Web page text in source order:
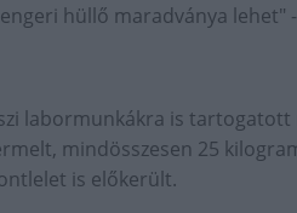
hüllő maradványa lehet"
labormunkákra is tartogatott
mindösszesen 25
is előkerült.